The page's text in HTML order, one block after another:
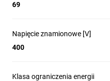
69
Napięcie znamionowe [V]
400
Klasa ograniczenia energii